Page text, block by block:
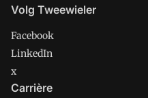
Volg Tweewieler
Facebook
LinkedIn
x
Carrière